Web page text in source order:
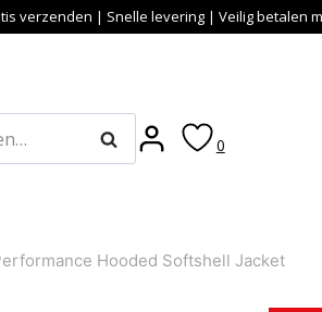
verzenden | Snelle levering | Veilig betalen
Zoeken 0
Hooded Softshell Jacket